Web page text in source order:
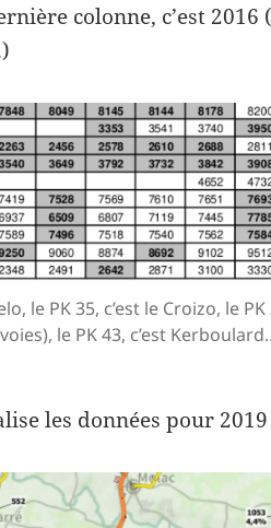
colonne, c’est
le PK 35, c’est le Croizo, le
le PK 43, c’est
les données pour 2019